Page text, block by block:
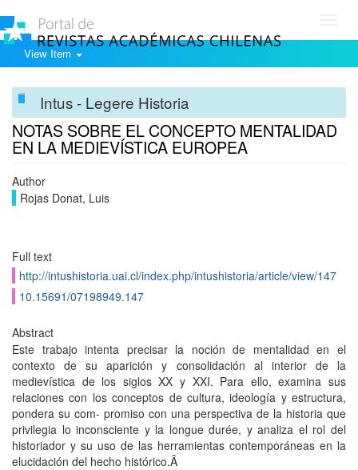
View Item
Intus - Legere Historia
NOTAS SOBRE EL CONCEPTO MENTALIDAD
EN LA MEDIEVÍSTICA EUROPEA
Author
Rojas Donat, Luis
Full text
http://intushistoria.uai.cl/index.php/intushistoria/article/view/147
10.15691/07198949.147
Abstract
Este trabajo intenta precisar la noción de mentalidad en el
contexto de su aparición y consolidación al interior de la
medievística de los siglos XX y XXI. Para ello, examina sus
relaciones con los conceptos de cultura, ideología y estructura,
pondera su com- promiso con una perspectiva de la historia que
privilegia lo inconsciente y la longue durée, y analiza el rol del
historiador y su uso de las herramientas contemporáneas en la
elucidación del hecho histórico.Â